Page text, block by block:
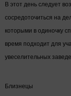
В этот день следует
сосредоточиться на
которыми в одиночку
время подходит для
увеселительных
Близнецы